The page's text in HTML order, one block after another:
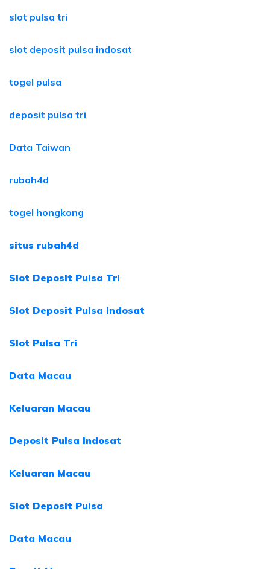
slot pulsa tri
slot deposit pulsa indosat
togel pulsa
deposit pulsa tri
Data Taiwan
rubah4d
togel hongkong
situs rubah4d
Slot Deposit Pulsa Tri
Slot Deposit Pulsa Indosat
Slot Pulsa Tri
Data Macau
Keluaran Macau
Deposit Pulsa Indosat
Keluaran Macau
Slot Deposit Pulsa
Data Macau